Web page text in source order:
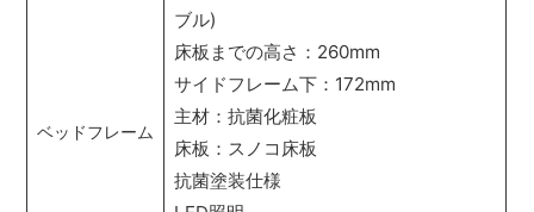
ベッドフレーム
ブル)
床板までの高さ：260mm
サイドフレーム下：172mm
主材：抗菌化粧板
床板：スノコ床板
抗菌塗装仕様